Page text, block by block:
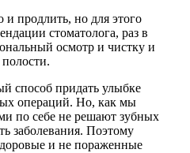
продлить, но для этого
стоматолога, раз в
осмотр и чистку и
способ придать улыбке
операций. Но, как мы
по себе не решают зубных
заболевания. Поэтому
и не пораженные